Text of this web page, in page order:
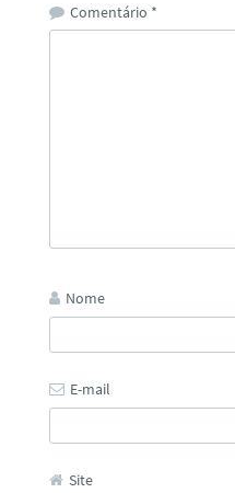
Comentário *
Nome
E-mail
Site